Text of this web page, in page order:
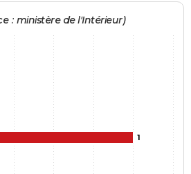
: ministère de l'Intérieur)
1